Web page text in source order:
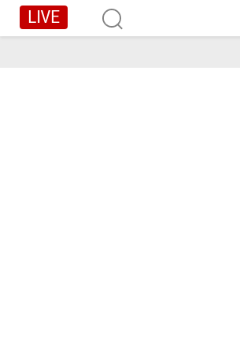
LIVE